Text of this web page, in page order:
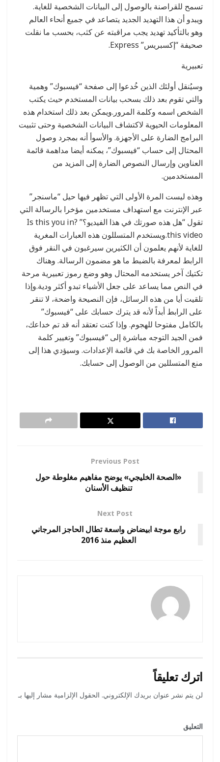
تسمح للقراصنة بالوصول إلى البيانات الشخصية للغاية.
ويبدو أن هذا التهديد الجديد يتصاعد في جميع أنحاء العالم
وهو بالتأكيد تهديد يجب مراقبته عن كثب، بحسب ما نقلت
صحيفة “إكسبريس” Express.
تعبيرية
وسيُنقل أولئك الذين خُدعوا إلى صفحة “فيسبوك” وهمية
والتي تقوم بعد ذلك بسحب بيانات المستخدم حيث يكتب
الشخص اسمه وكلمة المرور.ويمكن بعد ذلك استخدام هذه
المعلومات الحيوية لاكتشاف البيانات الشخصية وحتى تثبيت
البرامج الضارة على الأجهزة. والأسوأ أنه بمجرد وصول
المحتال إلى حساب “فيسبوك”، يمكنه أيضا مداهمة قائمة
العناوين وإرسال النصوص الضارة إلى المزيد من
المستخدمين.
وهذه ليست المرة الأولى التي تظهر فيها حيل “ماسنجر”
عبر الإنترنت مع استهداف مستخدمين مؤخرا بالرسالة التي
تقول “هل هذه صورتك في هذا الفيديو؟” ?Is this you in
this video.ويستخدم المتسللون هذه العبارات المغرية
للغاية لأنهم يعلمون أن الكثيرين سيرغبون في النقر فوق
الرابط لمعرفة بالضبط ما هو مضمون الرسالة. وهناك
تكتيك آخر يستخدمه المحتال وهو وضع رموز تعبيرية مرحة
في النص مما يساعد على جعل الأشياء تبدو أكثر ودية.وإذا
تلقيت أيا من هذه الرسائل، فإن النصيحة واضحة، لا تنقر
على الرابط أبداً لأنه قد يترك حسابك على “فيسبوك”
بالكامل مفتوحا للهجوم. وإذا كنت تعتقد أنه قد تم خداعك،
فمن الجيد التوجه مباشرة إلى “فيسبوك” وتغيير كلمة
المرور الخاصة بك في قائمة الإعدادات. وسيؤدي هذا إلى
منع المتسللين من الوصول إلى حسابك.
Previous Post
«الصحة الخليجي» يوضح مفاهيم مغلوطة حول
تنظيف الأسنان
Next Post
رابع موجة ابيضاض واسعة تطال الحاجز المرجاني
العظيم منذ 2016
اترك تعليقاً
لن يتم نشر عنوان بريدك الإلكتروني. الحقول الإلزامية مشار إليها بـ
التعليق